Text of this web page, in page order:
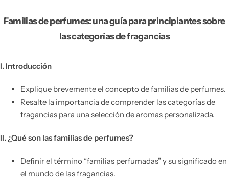
Familias de perfumes: una guía para principiantes sobre
las categorías de fragancias
I. Introducción
Explique brevemente el concepto de familias de perfumes.
Resalte la importancia de comprender las categorías de
fragancias para una selección de aromas personalizada.
II. ¿Qué son las familias de perfumes?
Definir el término “familias perfumadas” y su significado en
el mundo de las fragancias.